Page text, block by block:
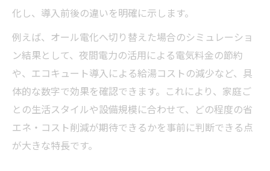
化し、導入前後の違いを明確に示します。
例えば、オール電化へ切り替えた場合のシミュレーショ
ン結果として、夜間電力の活用による電気料金の節約
や、エコキュート導入による給湯コストの減少など、具
体的な数字で効果を確認できます。これにより、家庭ご
との生活スタイルや設備規模に合わせて、どの程度の省
エネ・コスト削減が期待できるかを事前に判断できる点
が大きな特長です。